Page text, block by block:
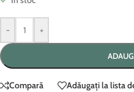
- +
Compară Adăugați la lista